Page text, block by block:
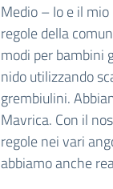
Medio – Io e il
regole della
modi per bambini
nido utilizzando
grembiulini.
Mavrica. Con il
regole nei vari
abbiamo anche